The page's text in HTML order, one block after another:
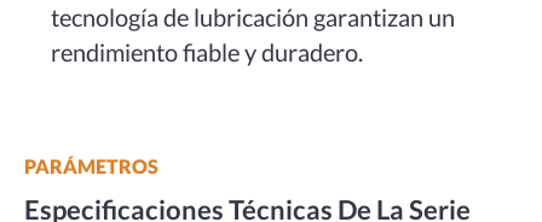
tecnología de lubricación garantizan un
rendimiento fiable y duradero.
PARÁMETROS
Especificaciones Técnicas De La Serie